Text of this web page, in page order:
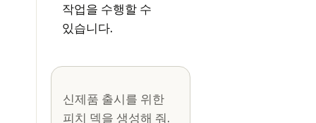
작업을 수행할 수
있습니다.
신제품 출시를 위한
피치 덱을 생성해 줘.